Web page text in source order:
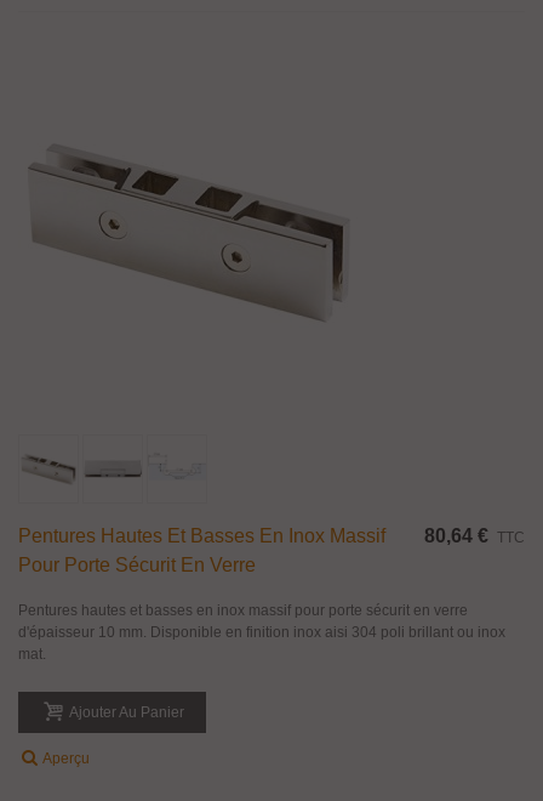
Pentures Hautes Et Basses En Inox Massif
Pour Porte Sécurit En Verre
80,64 € TTC
Pentures hautes et basses en inox massif pour porte sécurit en verre
d'épaisseur 10 mm. Disponible en finition inox aisi 304 poli brillant ou inox
mat.
Ajouter Au Panier
Aperçu